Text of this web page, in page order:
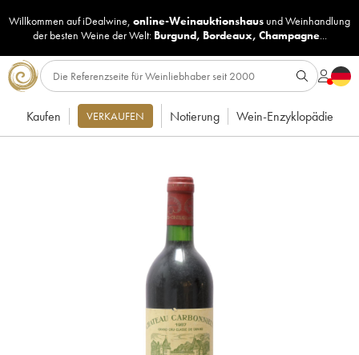
Willkommen auf iDealwine, online-Weinauktionshaus undWeinhandlung
der besten Weine der Welt: Burgund, Bordeaux, Champagne...
Kaufen VERKAUFEN Notierung Wein-Enzyklopädie